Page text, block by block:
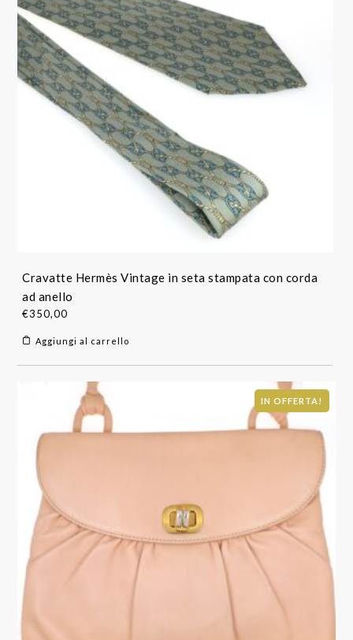
Cravatte Hermès Vintage in seta stampata con corda
ad anello
€350,00
Aggiungi al carrello
IN OFFERTA!